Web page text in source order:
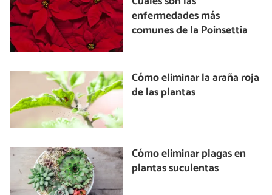
enfermedades más
comunes de la Poinsettia
Cómo eliminar la araña roja
de las plantas
Cómo eliminar plagas en
plantas suculentas